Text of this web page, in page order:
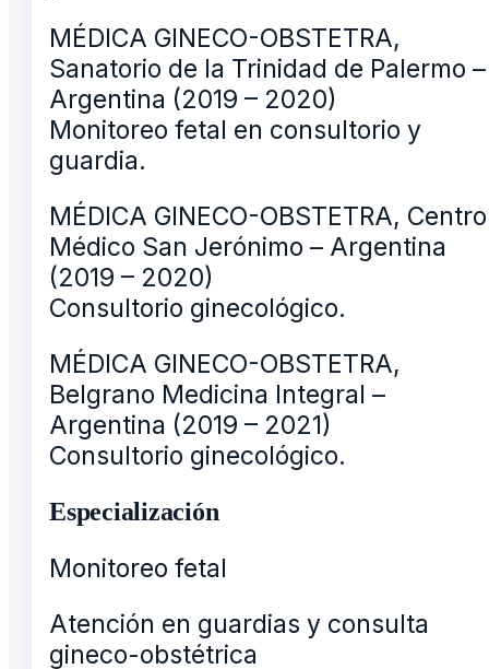
MÉDICA GINECO-OBSTETRA,
Sanatorio de la Trinidad de Palermo –
Argentina (2019 – 2020)
Monitoreo fetal en consultorio y
guardia.
MÉDICA GINECO-OBSTETRA, Centro
Médico San Jerónimo – Argentina
(2019 – 2020)
Consultorio ginecológico.
MÉDICA GINECO-OBSTETRA,
Belgrano Medicina Integral –
Argentina (2019 – 2021)
Consultorio ginecológico.
Especialización
Monitoreo fetal
Atención en guardias y consulta
gineco-obstétrica